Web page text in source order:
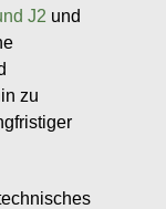
J2 und
zu